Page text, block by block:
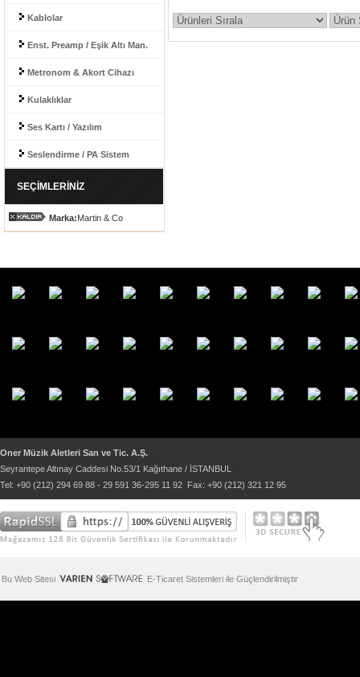
Kablolar
Enst. Preamp / Eşik Altı Man.
Metronom & Akort Cihazı
Kulaklıklar
Ses Kartı / Yazılım
Seslendirme / PA Sistem
SEÇİMLERİNİZ
Marka:Martin & Co
Oner Müzik Aletleri San ve Tic. A.Ş.
Seyrantepe Altınay Caddesi No.53/1 Kağıthane / İSTANBUL
Tel: +90 (212) 294 69 88 - 29 591 36-295 11 92 Fax: +90 (212) 321 12 95
Bu Web Sitesi E-Ticaret Sistemleri ile Güçlendirilmiştir